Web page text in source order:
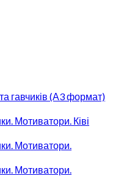
та гавчиків (А3 формат)
Мотиватори. Ківі
Мотиватори.
Мотиватори.